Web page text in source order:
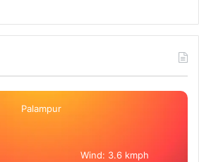
Palampur
Wind: 3.6 kmph